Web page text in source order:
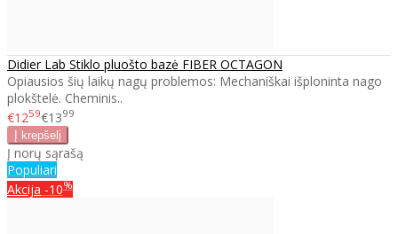
Didier Lab Stiklo pluošto bazė FIBER OCTAGON
Opiausios šių laikų nagų problemos: Mechaniškai išploninta nago
plokštelė. Cheminis..
€1259€1399
Į norų sąrašą
Populiari
Akcija -10%